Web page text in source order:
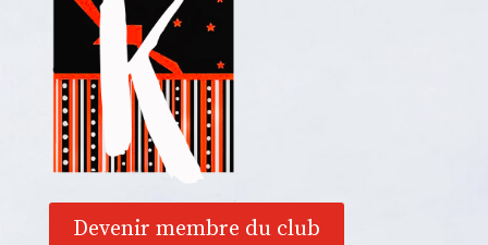
Devenir membre du club